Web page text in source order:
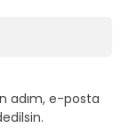
adım, e-posta